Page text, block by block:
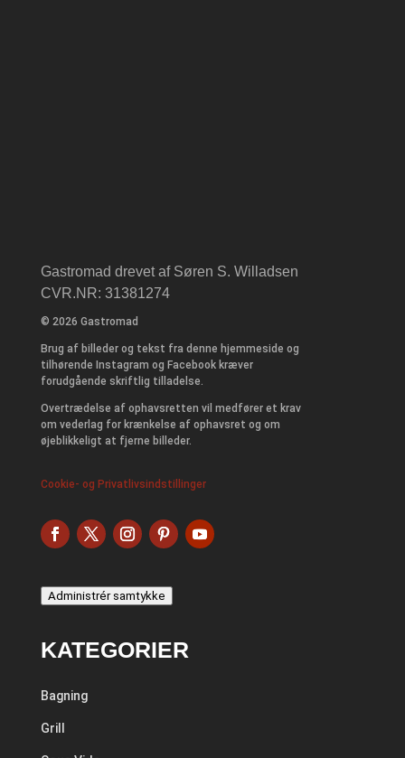
Gastromad drevet af Søren S. Willadsen
CVR.NR: 31381274
© 2026 Gastromad
Brug af billeder og tekst fra denne hjemmeside og
tilhørende Instagram og Facebook kræver
forudgående skriftlig tilladelse.
Overtrædelse af ophavsretten vil medfører et krav
om vederlag for krænkelse af ophavsret og om
øjeblikkeligt at fjerne billeder.
Cookie- og Privatlivsindstillinger
Administrér samtykke
KATEGORIER
Bagning
Grill